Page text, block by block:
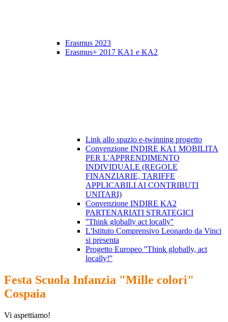
Erasmus 2023
Erasmus+ 2017 KA1 e KA2
Link allo spazio e-twinning progetto
Convenzione INDIRE KA1 MOBILITA
PER L'APPRENDIMENTO
INDIVIDUALE (REGOLE
FINANZIARIE, TARIFFE
APPLICABILI AI CONTRIBUTI
UNITARI)
Convenzione INDIRE KA2
PARTENARIATI STRATEGICI
''Think globally act locally''
L'Istituto Comprensivo Leonardo da Vinci
si presenta
Progetto Europeo ''Think globally, act
locally!''
Festa Scuola Infanzia "Mille colori"
Cospaia
Vi aspettiamo!